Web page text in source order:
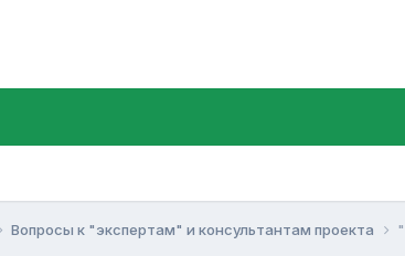
Вопросы к "экспертам" и консультантам проекта